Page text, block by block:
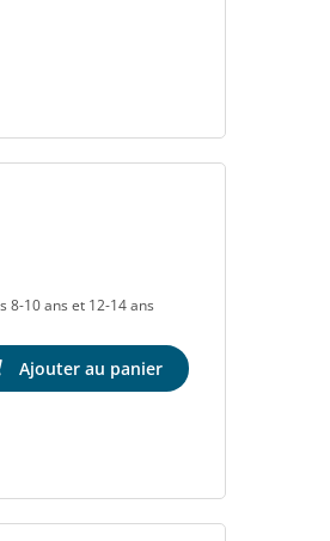
8-10 ans et 12-14 ans
Ajouter au panier